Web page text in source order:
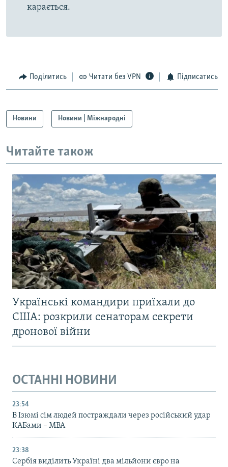
карається.
Поділитись Читати без VPN Підписатись
Новини Новини | Міжнародні
Читайте також
Українські командири приїхали до
США: розкрили сенаторам секрети
дронової війни
ОСТАННІ НОВИНИ
23:54
В Ізюмі сім людей постраждали через російський удар
КАБами – МВА
23:38
Сербія виділить Україні два мільйони євро на